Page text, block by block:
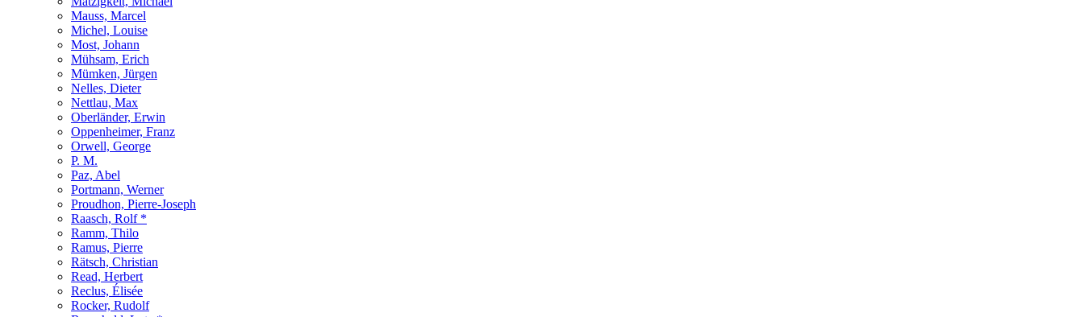
Mauss, Marcel
Michel, Louise
Most, Johann
Mühsam, Erich
Mümken, Jürgen
Nelles, Dieter
Nettlau, Max
Oberländer, Erwin
Oppenheimer, Franz
Orwell, George
P. M.
Paz, Abel
Portmann, Werner
Proudhon, Pierre-Joseph
Raasch, Rolf *
Ramm, Thilo
Ramus, Pierre
Rätsch, Christian
Read, Herbert
Reclus, Élisée
Rocker, Rudolf